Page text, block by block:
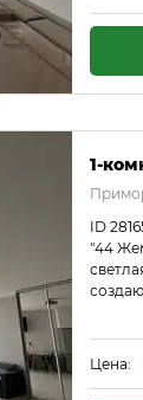
1-
ID
"44
Цена: